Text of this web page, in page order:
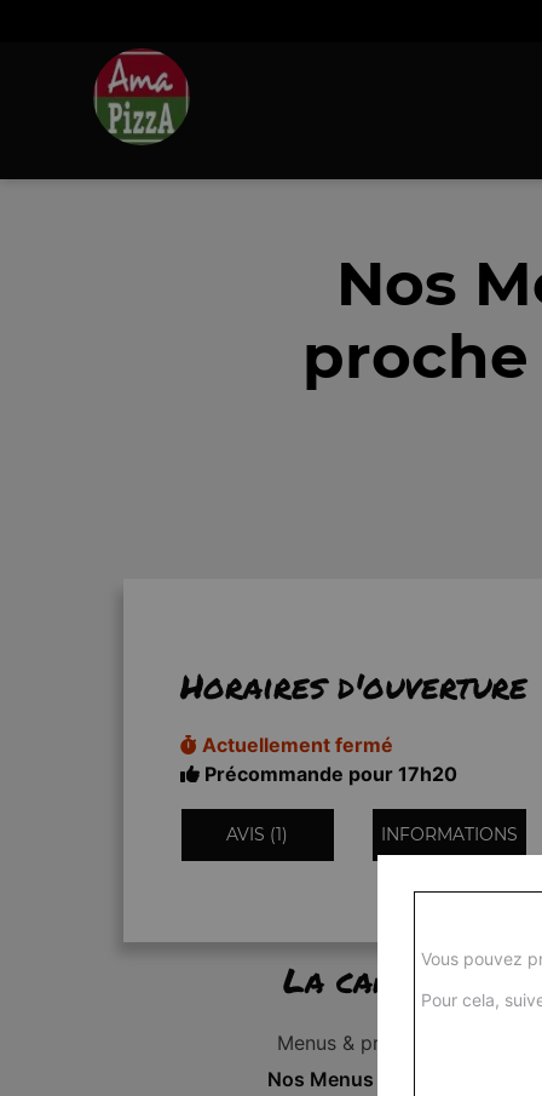
Nos
proche
Horaires d'ouverture
Actuellement fermé
Précommande pour 17h20
AVIS (1) INFORMATIONS
La carte
Menus & promos
Nos Menus Enfant
Vous pouvez
Pour cela,